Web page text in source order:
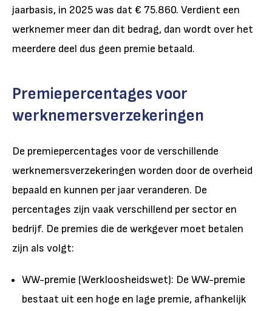
jaarbasis, in 2025 was dat € 75.860. Verdient een
werknemer meer dan dit bedrag, dan wordt over het
meerdere deel dus geen premie betaald.
Premiepercentages voor
werknemersverzekeringen
De premiepercentages voor de verschillende
werknemersverzekeringen worden door de overheid
bepaald en kunnen per jaar veranderen. De
percentages zijn vaak verschillend per sector en
bedrijf. De premies die de werkgever moet betalen
zijn als volgt:
WW-premie (Werkloosheidswet): De WW-premie
bestaat uit een hoge en lage premie, afhankelijk